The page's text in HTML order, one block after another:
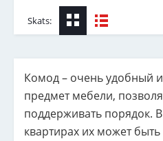
Skats:
Комод – очень удобный
предмет мебели,
поддерживать порядок.
квартирах их может